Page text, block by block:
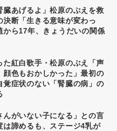
臓あげるよ」松原のぶえを救
決断「生きる意味が変わっ
から17年、きょうだいの関係
た紅白歌手・松原のぶえ「声
顔色もおかしかった」最初の
覚症状のない「腎臓の病」の
んがいない子になる」との言
は諦めるも、ステージ4乳が